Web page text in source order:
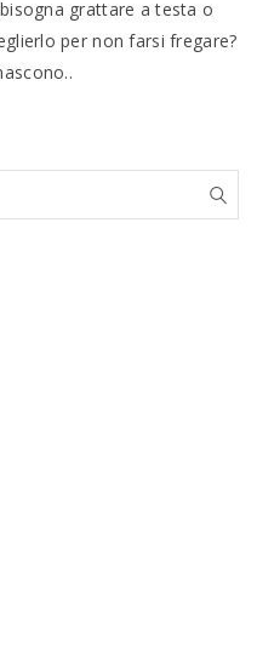
grattare a testa o
per non farsi fregare?